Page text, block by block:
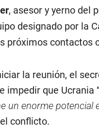
, asesor y yerno del
designado por la
próximos contactos
la reunión, el
impedir que Ucrania
un enorme potencial
conflicto.